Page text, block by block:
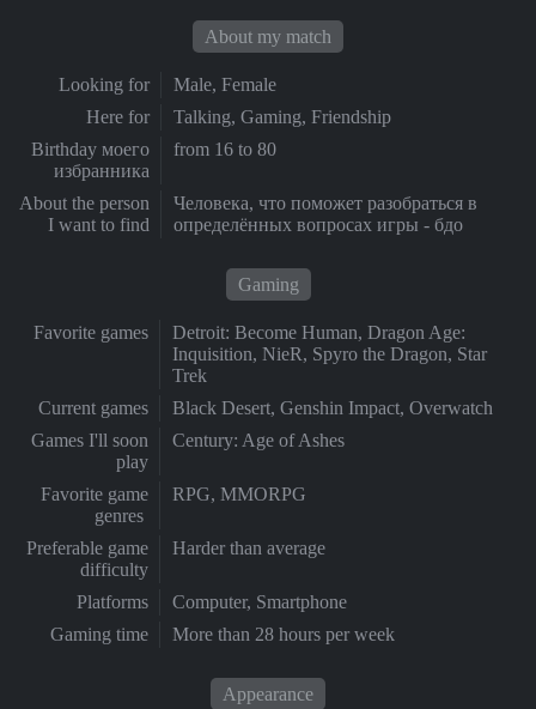
About my match
Looking for
Male, Female
Here for
Talking, Gaming, Friendship
Birthday моего
избранника
from 16 to 80
About the person
I want to find
Человека, что поможет разобраться в
определённых вопросах игры - бдо
Gaming
Favorite games
Detroit: Become Human, Dragon Age:
Inquisition, NieR, Spyro the Dragon, Star
Trek
Current games
Black Desert, Genshin Impact, Overwatch
Games I'll soon
play
Century: Age of Ashes
Favorite game
genres
RPG, MMORPG
Preferable game
difficulty
Harder than average
Platforms
Computer, Smartphone
Gaming time
More than 28 hours per week
Appearance